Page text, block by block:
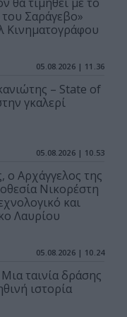
Σαράγεβο»
Κινηματογράφου
05.08.2026 | 11.36
– State of
γκαλερί
05.08.2026 | 10.53
ο Αρχάγγελος της
Νικορέστη
και
Λαυρίου
05.08.2026 | 10.24
ταινία δράσης
ιστορία